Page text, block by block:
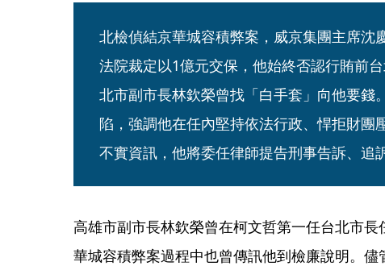
北檢偵結京華城容積弊案，威京集團主席沈
法院裁定以1億元交保，他始終否認行賄前
北市副市長林欽榮曾找「白手套」向他要錢
陷，強調他在任內堅持依法行政、悍拒財團
不實資訊，他將委任律師提告刑事告訴、追
高雄市副市長林欽榮曾在柯文哲第一任台北市
華城容積弊案過程中也曾傳訊他到檢廉說明。